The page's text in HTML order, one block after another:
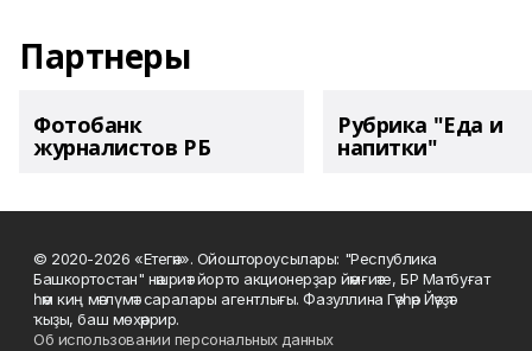
Партнеры
Фотобанк
журналистов РБ
Рубрика "Еда и
напитки"
© 2020-2026 «Етегән». Ойоштороусылары: "Республика
Башкортостан" нәшриәт йорто акционерҙар йәмғиәте, БР Матбуғат
һәм киң мәғлүмәт саралары агентлығы. Фазуллина Гәүһәр Йәүҙәт
ҡыҙы, баш мөхәррир.
Об использовании персональных данных